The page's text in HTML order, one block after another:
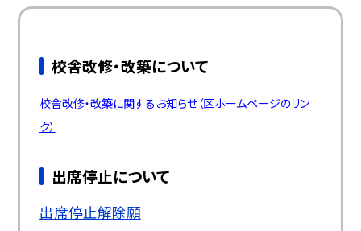
校舎改修・改築について
校舎改修・改築に関するお知らせ（区ホームページのリン
ク）
出席停止について
出席停止解除願